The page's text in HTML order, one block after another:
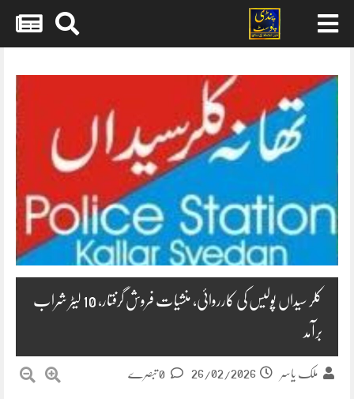
content
کلر سیداں پولیس کی کارروائی، منشیات فروش گرفتار، 10 لیٹر شراب
برآمد
ملک یاسر 26/02/2026